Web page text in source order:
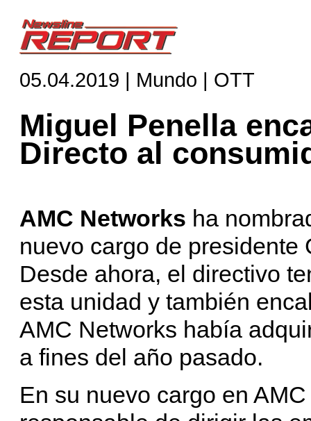
05.04.2019 | Mundo | OTT
Miguel Penella
Directo al
AMC Networks ha
nuevo cargo de presidente
Desde ahora, el directivo
esta unidad y también
AMC Networks había
a fines del año pasado.
En su nuevo cargo en